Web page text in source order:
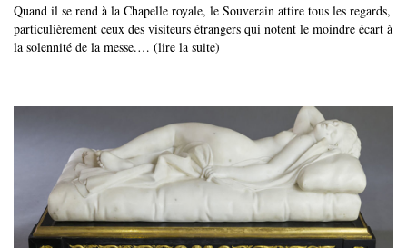
Quand il se rend à la Chapelle royale, le Souverain attire tous les regards,
particulièrement ceux des visiteurs étrangers qui notent le moindre écart à
la solennité de la messe.… (lire la suite)